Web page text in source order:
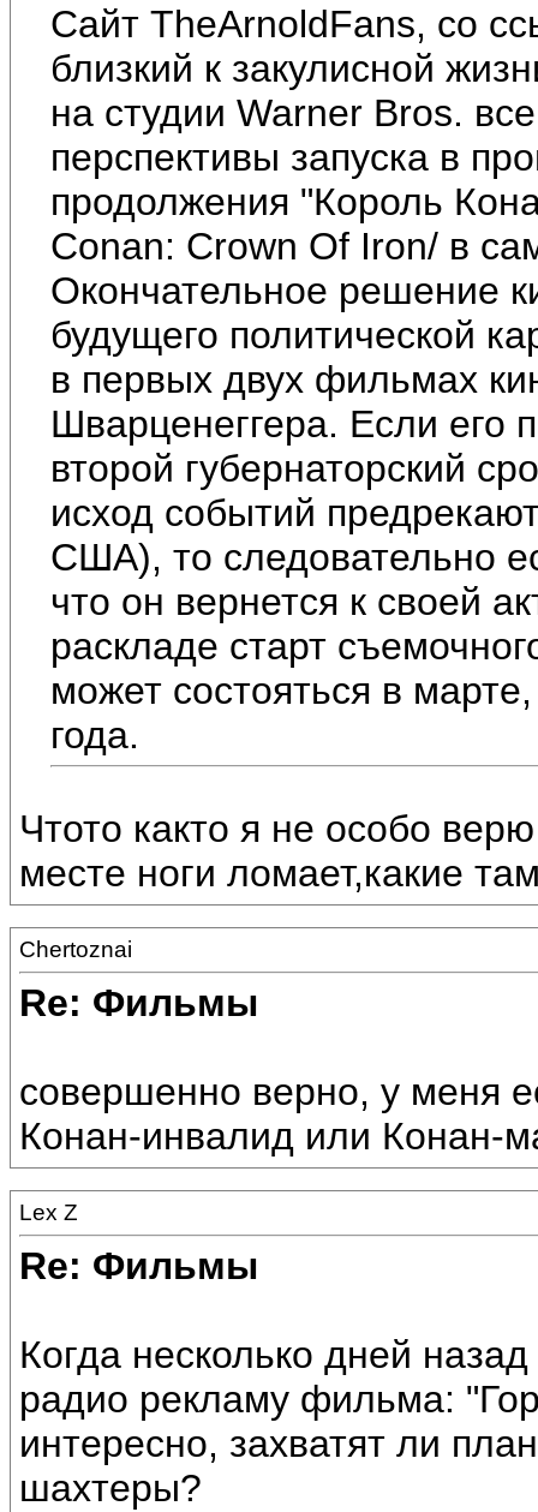
Сайт TheArnoldFans, со
близкий к закулисной
на студии Warner Bros.
перспективы запуска в
продолжения "Король
Conan: Crown Of Iron/ в
Окончательное решение
будущего политической
в первых двух фильмах
Шварценеггера. Если его
второй губернаторский
исход событий
США), то следовательно
что он вернется к своей
раскладе старт
может состояться в
года.
Чтото както я не особо
месте ноги ломает,какие
Chertoznai
Re: Фильмы
совершенно верно, у меня
Конан-инвалид или Конан-
Lex Z
Re: Фильмы
Когда несколько дней
радио рекламу фильма:
интересно, захватят ли
шахтеры?